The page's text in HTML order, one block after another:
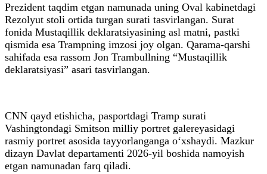
Prezident taqdim etgan namunada uning Oval kabinetdagi
Rezolyut stoli ortida turgan surati tasvirlangan. Surat
fonida Mustaqillik deklaratsiyasining asl matni, pastki
qismida esa Trampning imzosi joy olgan. Qarama-qarshi
sahifada esa rassom Jon Trambullning “Mustaqillik
deklaratsiyasi” asari tasvirlangan.
CNN qayd etishicha, pasportdagi Tramp surati
Vashingtondagi Smitson milliy portret galereyasidagi
rasmiy portret asosida tayyorlanganga o‘xshaydi. Mazkur
dizayn Davlat departamenti 2026-yil boshida namoyish
etgan namunadan farq qiladi.